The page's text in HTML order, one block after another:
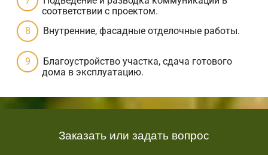
соответствии с проектом.
Внутренние, фасадные отделочные работы.
Благоустройство участка, сдача готового
дома в эксплуатацию.
Заказать или задать вопрос